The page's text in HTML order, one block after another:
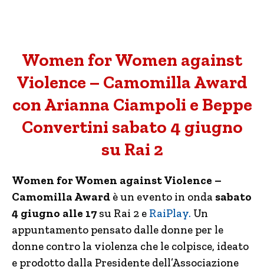
Women for Women against
Violence – Camomilla Award
con Arianna Ciampoli e Beppe
Convertini sabato 4 giugno
su Rai 2
Women for Women against Violence –
Camomilla Award è un evento in onda sabato
4 giugno alle 17 su Rai 2 e RaiPlay. Un
appuntamento pensato dalle donne per le
donne contro la violenza che le colpisce, ideato
e prodotto dalla Presidente dell’Associazione